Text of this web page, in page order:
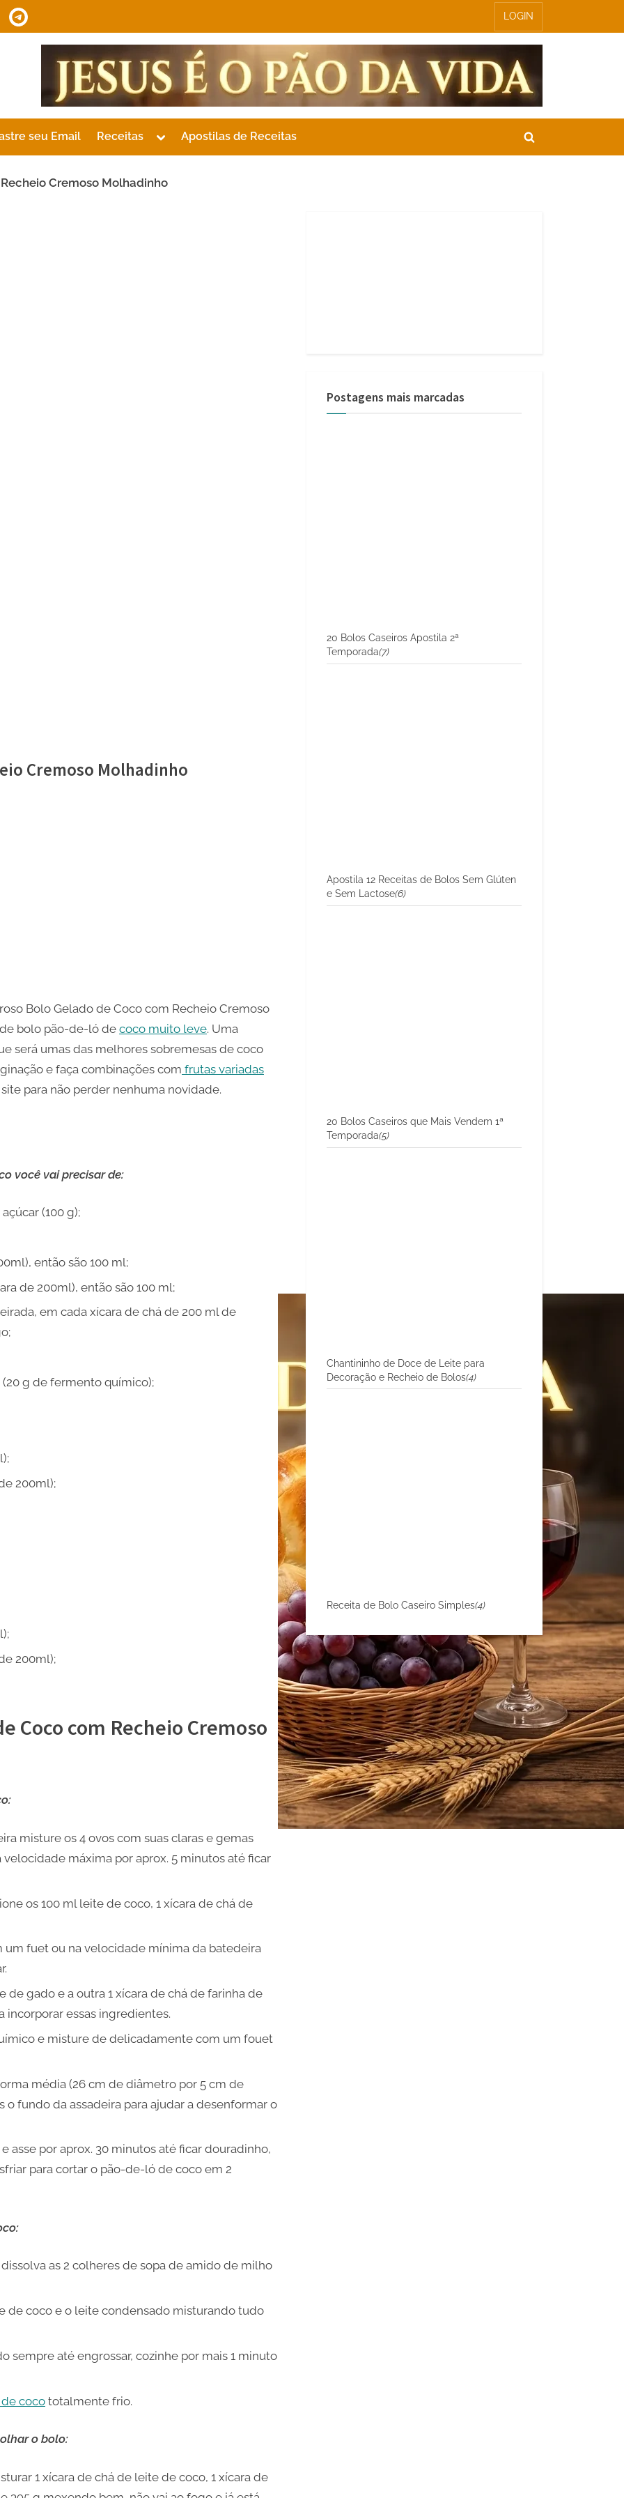
Telegram LOGIN
seu Email Receitas
Toggle
menu
Apostilas de Receitas
Toggle
Cremoso Molhadinho
Cremoso Molhadinho
Bolo Gelado de Coco com Recheio Cremoso
bolo pão-de-ló de coco muito leve. Uma
será umas das melhores sobremesas de coco
e faça combinações com frutas variadas
para não perder nenhuma novidade.
você vai precisar de:
(100 g);
então são 100 ml;
de 200ml), então são 100 ml;
em cada xícara de chá de 200 ml de
g de fermento químico);
200ml);
200ml);
Coco com Recheio Cremoso
misture os 4 ovos com suas claras e gemas
máxima por aprox. 5 minutos até ficar
os 100 ml leite de coco, 1 xícara de chá de
fuet ou na velocidade mínima da batedeira
de gado e a outra 1 xícara de chá de farinha de
essas ingredientes.
e misture de delicadamente com um fouet
média (26 cm de diâmetro por 5 cm de
fundo da assadeira para ajudar a desenformar o
asse por aprox. 30 minutos até ficar douradinho,
para cortar o pão-de-ló de coco em 2
as 2 colheres de sopa de amido de milho
de coco e o leite condensado misturando tudo
sempre até engrossar, cozinhe por mais 1 minuto
cocototalmente frio.
o bolo:
1 xícara de chá de leite de coco, 1 xícara de
Postagens mais marcadas
20 Bolos Caseiros Apostila 2ª
Temporada(7)
Apostila 12 Receitas de Bolos Sem Glúten
e Sem Lactose(6)
20 Bolos Caseiros que Mais Vendem 1ª
Temporada(5)
Chantininho de Doce de Leite para
Decoração e Recheio de Bolos(4)
Receita de Bolo Caseiro Simples(4)